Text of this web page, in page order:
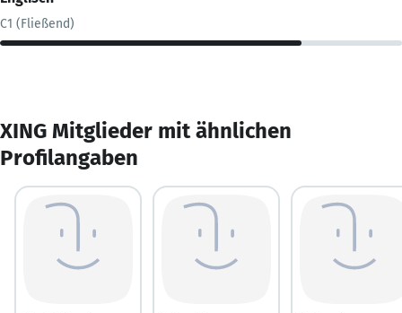
C1 (Fließend)
XING Mitglieder mit ähnlichen
Profilangaben